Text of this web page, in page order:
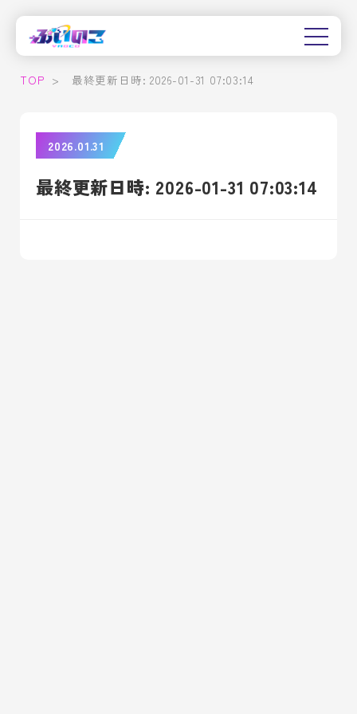
TOP > 最終更新日時: 2026-01-31 07:03:14
2026.01.31
最終更新日時: 2026-01-31 07:03:14